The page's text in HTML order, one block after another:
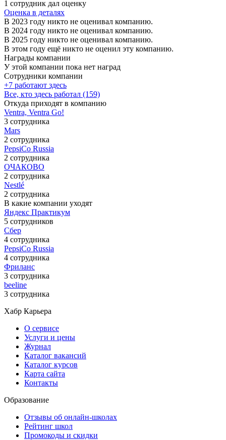
1 сотрудник дал оценку
Оценка в деталях
В 2023 году никто не оценивал компанию.
В 2024 году никто не оценивал компанию.
В 2025 году никто не оценивал компанию.
В этом году ещё никто не оценил эту компанию.
Награды компании
У этой компании пока нет наград
Сотрудники компании
+7 работают здесь
Все, кто здесь работал (159)
Откуда приходят в компанию
Ventra, Ventra Go!
3 сотрудника
Mars
2 сотрудника
PepsiCo Russia
2 сотрудника
ОЧАКОВО
2 сотрудника
Nestlé
2 сотрудника
В какие компании уходят
Яндекс Практикум
5 сотрудников
Сбер
4 сотрудника
PepsiCo Russia
4 сотрудника
Фриланс
3 сотрудника
beeline
3 сотрудника
Хабр Карьера
О сервисе
Услуги и цены
Журнал
Каталог вакансий
Каталог курсов
Карта сайта
Контакты
Образование
Отзывы об онлайн-школах
Рейтинг школ
Промокоды и скидки